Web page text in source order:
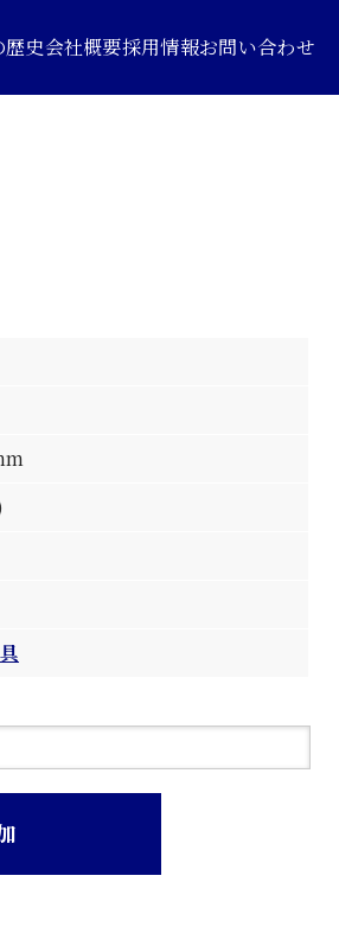
史会社概要採用情報お問い合わせ